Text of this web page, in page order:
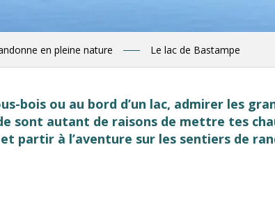
en pleine nature Le lac de Bastampe
bois ou au bord d’un lac, admirer les
autant de raisons de mettre tes
partir à l’aventure sur les sentiers de